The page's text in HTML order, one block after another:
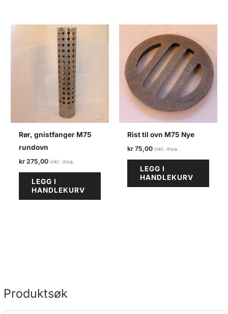
Produktsøk
Rør, gnistfanger M75
rundovn
kr 275,00
LEGG I
HANDLEKURV
Rist til ovn M75 Nye
kr 75,00
LEGG I
HANDLEKURV